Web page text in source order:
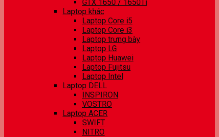
GTX 1650 / 1650Ti
Laptop khác
Laptop Core i5
Laptop Core i3
Laptop trưng bày
Laptop LG
Laptop Huawei
Laptop Fujitsu
Laptop Intel
Laptop DELL
INSPIRON
VOSTRO
Laptop ACER
SWIFT
NITRO